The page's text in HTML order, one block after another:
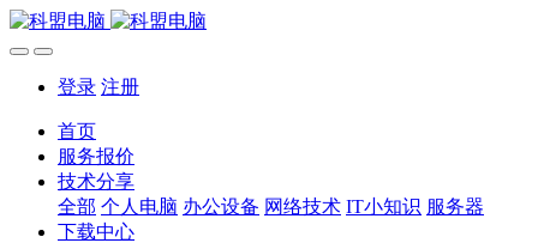
登录 注册
首页
服务报价
技术分享
全部 个人电脑 办公设备 网络技术 IT小知识 服务器
下载中心